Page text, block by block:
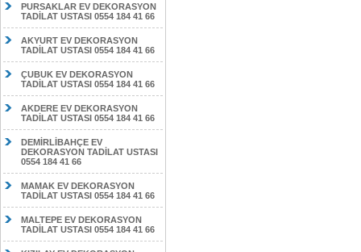
PURSAKLAR EV DEKORASYON
TADİLAT USTASI 0554 184 41 66
AKYURT EV DEKORASYON
TADİLAT USTASI 0554 184 41 66
ÇUBUK EV DEKORASYON
TADİLAT USTASI 0554 184 41 66
AKDERE EV DEKORASYON
TADİLAT USTASI 0554 184 41 66
DEMİRLİBAHÇE EV
DEKORASYON TADİLAT USTASI
0554 184 41 66
MAMAK EV DEKORASYON
TADİLAT USTASI 0554 184 41 66
MALTEPE EV DEKORASYON
TADİLAT USTASI 0554 184 41 66